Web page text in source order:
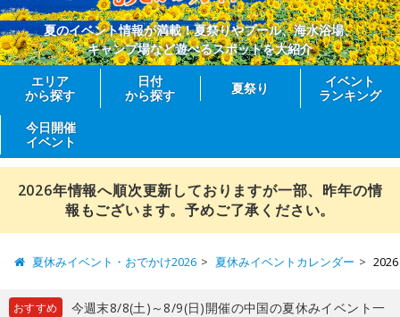
夏のイベント情報が満載！夏祭りやプール、海水浴場、
キャンプ場など遊べるスポットを大紹介
エリア
から探す
日付
から探す
夏祭り
イベント
ランキング
今日開催
イベント
2026年情報へ順次更新しておりますが一部、昨年の情
報もございます。予めご了承ください。
夏休みイベント・おでかけ2026 夏休みイベントカレンダー
おすすめ
今週末8/8(土)～8/9(日)開催の中国の夏休みイベント一